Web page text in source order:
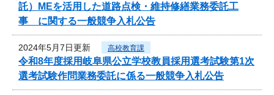
託）MEを活用した道路点検・維持修繕業務委託工
事 に関する一般競争入札公告
2024年5月7日更新 高校教育課
令和8年度採用岐阜県公立学校教員採用選考試験第1次
選考試験作問業務委託に係る一般競争入札公告